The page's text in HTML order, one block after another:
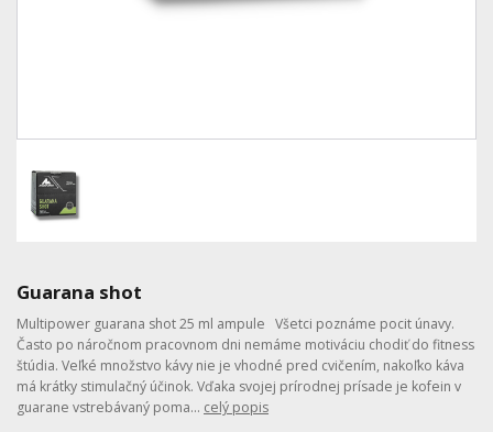
Guarana shot
Multipower guarana shot 25 ml ampule Všetci poznáme pocit únavy.
Často po náročnom pracovnom dni nemáme motiváciu chodiť do fitness
štúdia. Veľké množstvo kávy nie je vhodné pred cvičením, nakoľko káva
má krátky stimulačný účinok. Vďaka svojej prírodnej prísade je kofein v
guarane vstrebávaný poma... celý popis